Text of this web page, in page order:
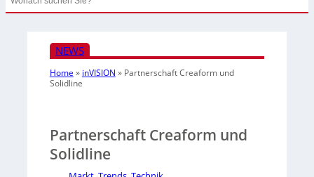
NEWS
Home » inVISION » Partnerschaft Creaform und
Solidline
Partnerschaft Creaform und
Solidline